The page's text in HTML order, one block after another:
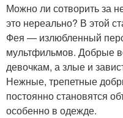
Можно ли сотворить за
это нереально? В этой
Фея — излюбленный
мультфильмов. Добрые
девочкам, а злые и
Нежные, трепетные
постоянно становятся
особенно в одежде.